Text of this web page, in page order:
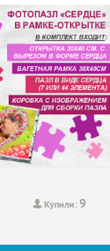
Купили:9